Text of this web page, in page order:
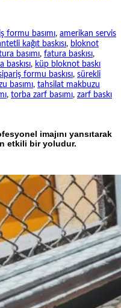
formu basımı, amerikan servis
kağıt baskısı, bloknot
basımı, fatura baskısı,
baskısı, küp bloknot baskı
formu baskısı, sürekli
basımı, tahsilat makbuzu
, torba zarf basımı, zarf baskı
imajını yansıtarak
etkili bir yoludur.